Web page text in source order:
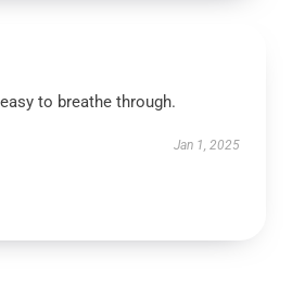
to breathe through.
Jan 1, 2025